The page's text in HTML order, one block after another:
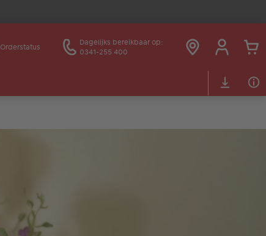
Orderstatus
Dagelijks bereikbaar op:
0341-255 400